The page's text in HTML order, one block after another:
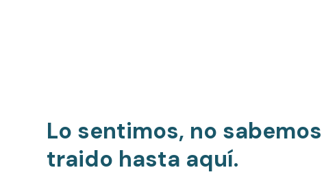
Lo sentimos, no
traido hasta aquí.